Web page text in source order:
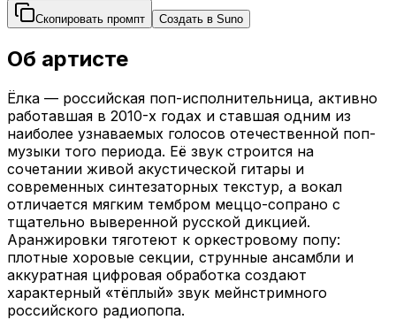
Скопировать промпт Создать в Suno
Об артисте
Ёлка — российская поп-исполнительница, активно
работавшая в 2010-х годах и ставшая одним из
наиболее узнаваемых голосов отечественной поп-
музыки того периода. Её звук строится на
сочетании живой акустической гитары и
современных синтезаторных текстур, а вокал
отличается мягким тембром меццо-сопрано с
тщательно выверенной русской дикцией.
Аранжировки тяготеют к оркестровому попу:
плотные хоровые секции, струнные ансамбли и
аккуратная цифровая обработка создают
характерный «тёплый» звук мейнстримного
российского радиопопа.